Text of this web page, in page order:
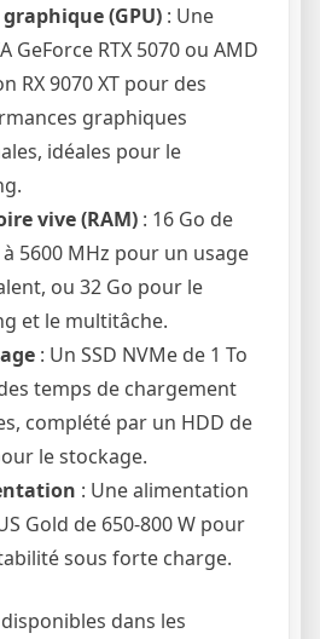
(GPU) : Une
GeForce RTX 5070 ou AMD
RX 9070 XT pour des
graphiques
idéales pour le
vive (RAM) : 16 Go de
à 5600 MHz pour un usage
ou 32 Go pour le
et le multitâche.
: Un SSD NVMe de 1 To
temps de chargement
complété par un HDD de
le stockage.
: Une alimentation
Gold de 650-800 W pour
sous forte charge.
dans les